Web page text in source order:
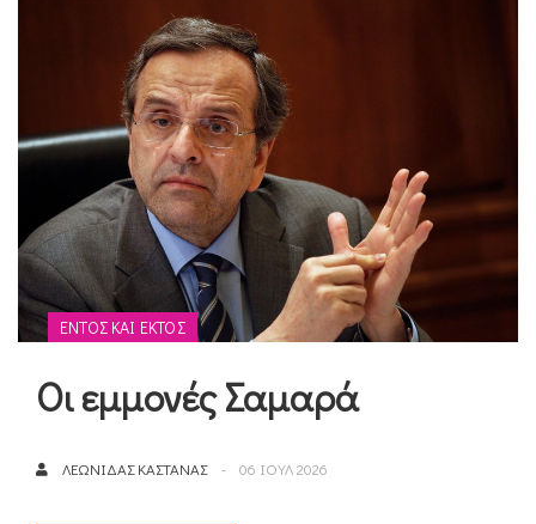
ΕΝΤΌΣ ΚΑΙ ΕΚΤΌΣ
Οι εμμονές Σαμαρά
ΛΕΩΝΊΔΑΣ ΚΑΣΤΑΝΆΣ 06 ΙΟΥΛ 2026